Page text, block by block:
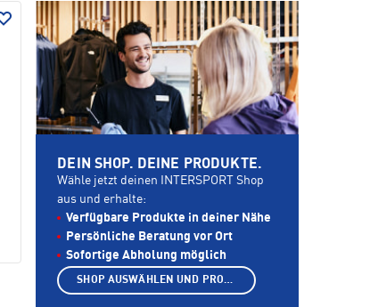
DEIN SHOP. DEINE PRODUKTE.
Wähle jetzt deinen INTERSPORT Shop
aus und erhalte:
Verfügbare Produkte in deiner Nähe
Persönliche Beratung vor Ort
Sofortige Abholung möglich
SHOP AUSWÄHLEN UND PRODUKTE ANZEIGEN